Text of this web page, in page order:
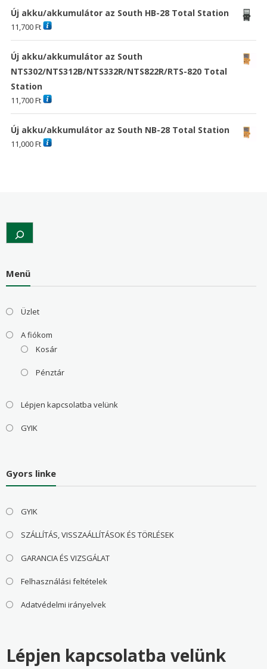
Új akku/akkumulátor az South HB-28 Total Station
11,700Ft
Új akku/akkumulátor az South
NTS302/NTS312B/NTS332R/NTS822R/RTS-820 Total
Station
11,700Ft
Új akku/akkumulátor az South NB-28 Total Station
11,000Ft
Search
Menü
Üzlet
A fiókom
Kosár
Pénztár
Lépjen kapcsolatba velünk
GYIK
Gyors linke
GYIK
SZÁLLÍTÁS, VISSZAÁLLÍTÁSOK ÉS TÖRLÉSEK
GARANCIA ÉS VIZSGÁLAT
Felhasználási feltételek
Adatvédelmi irányelvek
Lépjen kapcsolatba velünk